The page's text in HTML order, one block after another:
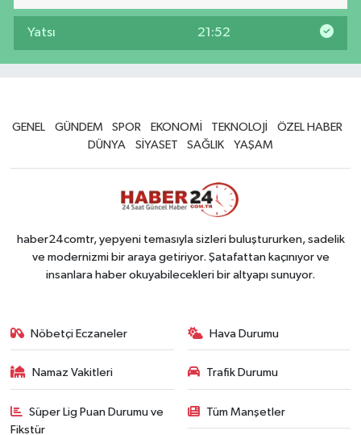
Yatsı 21:52
GENEL GÜNDEM SPOR EKONOMİ TEKNOLOJİ
ÖZEL HABER
DÜNYA
SİYASET SAĞLIK YAŞAM
haber24comtr, yepyeni temasıyla sizleri buluştururken, sadelik
ve modernizmi bir araya getiriyor. Şatafattan kaçınıyor ve
insanlara haber okuyabilecekleri bir altyapı sunuyor.
Nöbetçi Eczaneler Hava Durumu
Namaz Vakitleri Trafik Durumu
Süper Lig Puan Durumu ve
Fikstür
Tüm Manşetler